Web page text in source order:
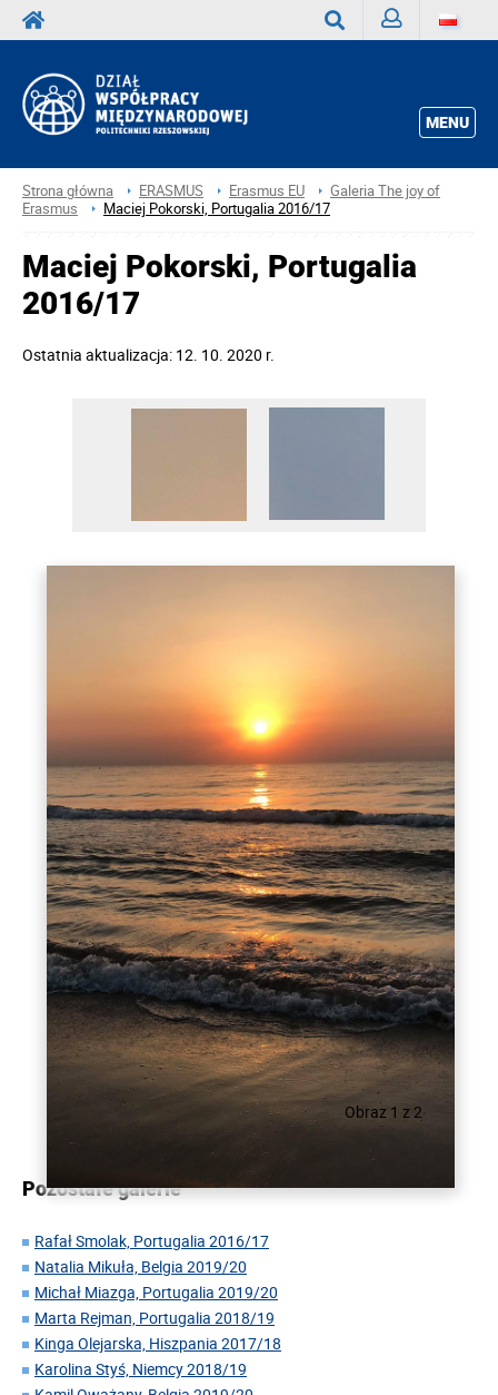
MENU
Strona główna ERASMUS Erasmus EU
Galeria The joy of
Erasmus
Maciej Pokorski, Portugalia 2016/17
Maciej Pokorski, Portugalia
2016/17
Ostatnia aktualizacja: 12. 10. 2020 r.
Obraz 1 z 2
Pozostałe galerie
Rafał Smolak, Portugalia 2016/17
Natalia Mikuła, Belgia 2019/20
Michał Miazga, Portugalia 2019/20
Marta Rejman, Portugalia 2018/19
Kinga Olejarska, Hiszpania 2017/18
Karolina Styś, Niemcy 2018/19